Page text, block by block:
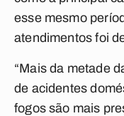
esse mesmo
atendimentos foi
“Mais da metade
de acidentes
fogos são mais